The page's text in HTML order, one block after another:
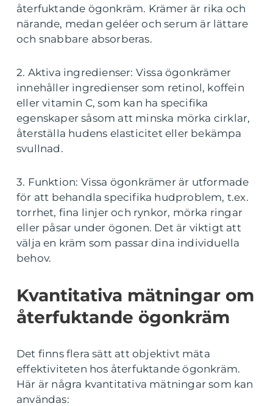
återfuktande ögonkräm. Krämer är rika och
närande, medan geléer och serum är lättare
och snabbare absorberas.
2. Aktiva ingredienser: Vissa ögonkrämer
innehåller ingredienser som retinol, koffein
eller vitamin C, som kan ha specifika
egenskaper såsom att minska mörka cirklar,
återställa hudens elasticitet eller bekämpa
svullnad.
3. Funktion: Vissa ögonkrämer är utformade
för att behandla specifika hudproblem, t.ex.
torrhet, fina linjer och rynkor, mörka ringar
eller påsar under ögonen. Det är viktigt att
välja en kräm som passar dina individuella
behov.
Kvantitativa mätningar om
återfuktande ögonkräm
Det finns flera sätt att objektivt mäta
effektiviteten hos återfuktande ögonkräm.
Här är några kvantitativa mätningar som kan
användas: